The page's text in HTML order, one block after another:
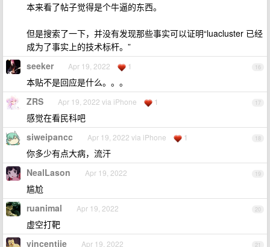
本来看了帖子觉得是个牛逼的东西。
但是搜索了一下，并没有发现那些事实可以证明“luacluster 已经
成为了事实上的技术标杆。”
16
seeker Apr 19, 2022 1
本贴不是回应是什么。。。
17
ZRS Apr 19, 2022 via iPhone 1
感觉在看民科吧
18
siweipancc Apr 19, 2022 via iPhone 1
你多少有点大病，流汗
19
NealLason Apr 19, 2022
尴尬
20
ruanimal Apr 19, 2022
虚空打靶
21
vincentjie Apr 19, 2022